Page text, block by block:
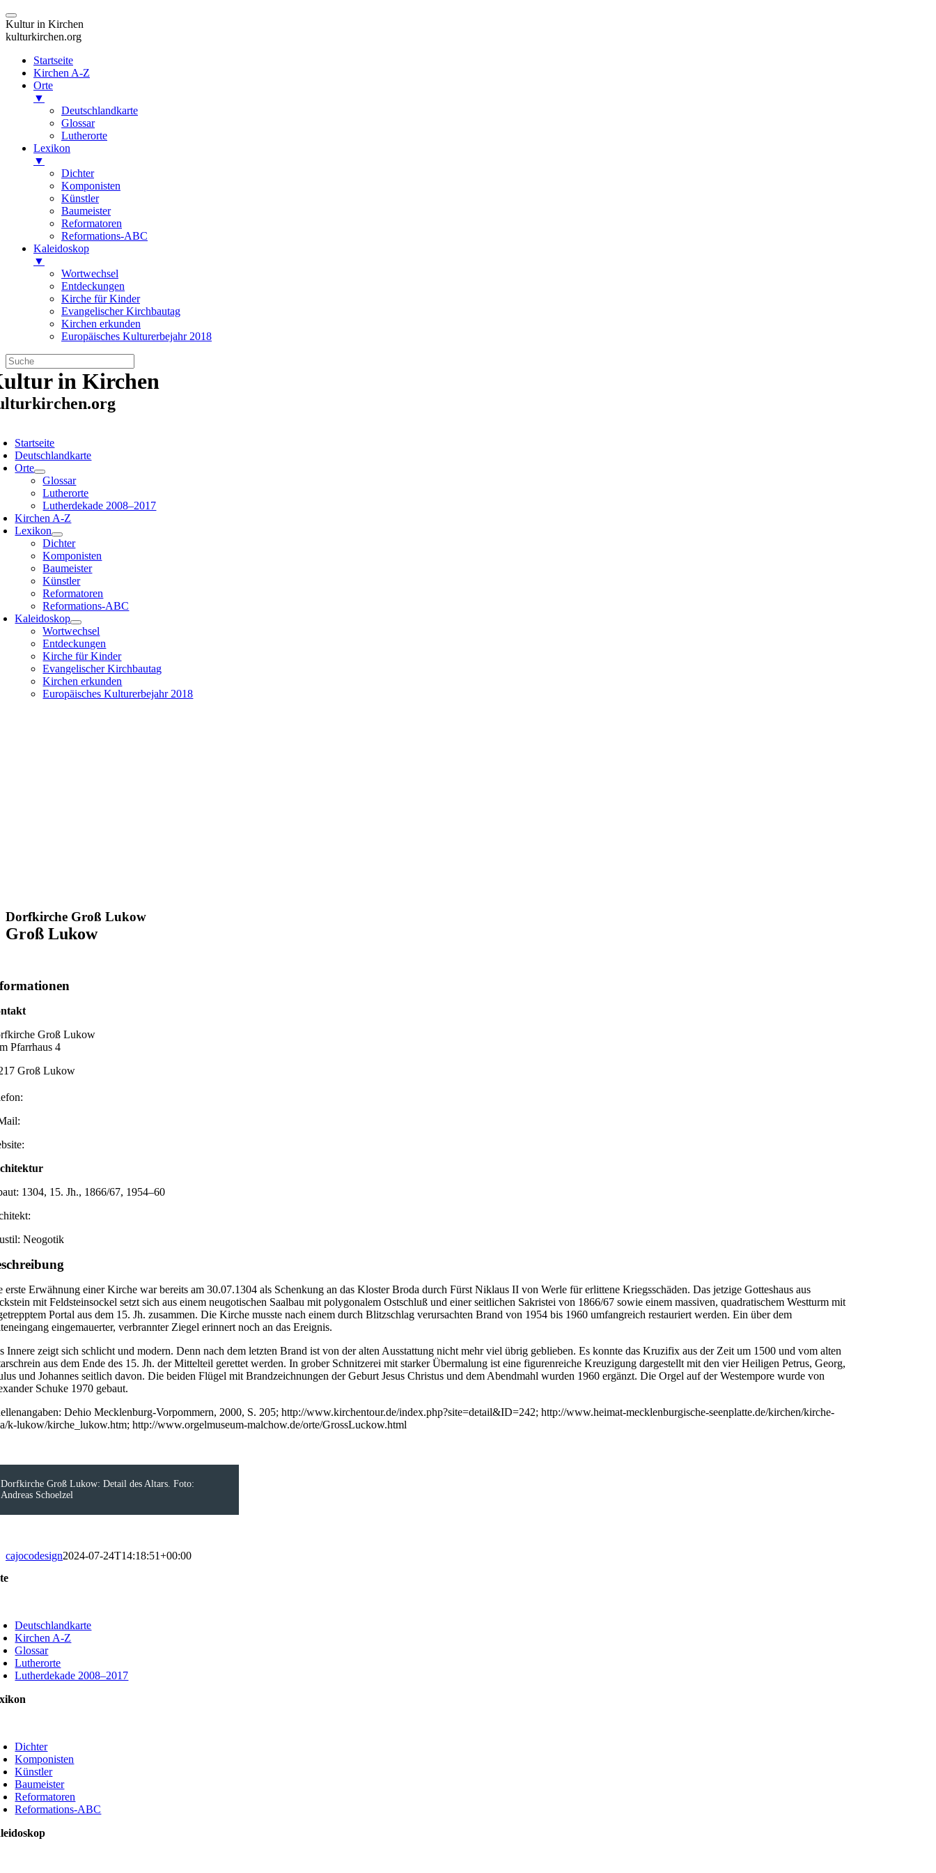
Kultur in Kirchen
kulturkirchen.org
Startseite
Kirchen A-Z
Orte
▼
Deutschlandkarte
Glossar
Lutherorte
Lexikon
▼
Dichter
Komponisten
Künstler
Baumeister
Reformatoren
Reformations-ABC
Kaleidoskop
▼
Wortwechsel
Entdeckungen
Kirche für Kinder
Evangelischer Kirchbautag
Kirchen erkunden
Europäisches Kulturerbejahr 2018
Zum
Inhalt
springen
in Kirchen
Startseite
Deutschlandkarte
Orte
Glossar
Lutherorte
Lutherdekade 2008–2017
Kirchen A-Z
Lexikon
Dichter
Komponisten
Baumeister
Künstler
Reformatoren
Reformations-ABC
Kaleidoskop
Wortwechsel
Entdeckungen
Kirche für Kinder
Evangelischer Kirchbautag
Kirchen erkunden
Europäisches Kulturerbejahr 2018
Dorfkirche Groß Lukow
Groß Lukow
Groß Lukow
Pfarrhaus 4
Groß Lukow
1304, 15. Jh., 1866/67, 1954–60
Neogotik
erste Erwähnung einer Kirche war bereits am 30.07.1304 als Schenkung an das Kloster Broda durch Fürst Niklaus II von Werle für erlittene Kriegsschäden. Das jetzige Gotteshaus aus
mit Feldsteinsockel setzt sich aus einem neugotischen Saalbau mit polygonalem Ostschluß und einer seitlichen Sakristei von 1866/67 sowie einem massiven, quadratischem Westturm mit
Portal aus dem 15. Jh. zusammen. Die Kirche musste nach einem durch Blitzschlag verursachten Brand von 1954 bis 1960 umfangreich restauriert werden. Ein über dem
eingemauerter, verbrannter Ziegel erinnert noch an das Ereignis.
Innere zeigt sich schlicht und modern. Denn nach dem letzten Brand ist von der alten Ausstattung nicht mehr viel übrig geblieben. Es konnte das Kruzifix aus der Zeit um 1500 und vom alten
aus dem Ende des 15. Jh. der Mittelteil gerettet werden. In grober Schnitzerei mit starker Übermalung ist eine figurenreiche Kreuzigung dargestellt mit den vier Heiligen Petrus, Georg,
und Johannes seitlich davon. Die beiden Flügel mit Brandzeichnungen der Geburt Jesus Christus und dem Abendmahl wurden 1960 ergänzt. Die Orgel auf der Westempore wurde von
Schuke 1970 gebaut.
Dehio Mecklenburg-Vorpommern, 2000, S. 205; http://www.kirchentour.de/index.php?site=detail&ID=242; http://www.heimat-mecklenburgische-seenplatte.de/kirchen/kirche-
k-lukow/kirche_lukow.htm; http://www.orgelmuseum-malchow.de/orte/GrossLuckow.html
Dorfkirche Groß Lukow: Detail des Altars. Foto:
Andreas Schoelzel
cajocodesign2024-07-24T14:18:51+00:00
Deutschlandkarte
Kirchen A-Z
Glossar
Lutherorte
Lutherdekade 2008–2017
Dichter
Komponisten
Künstler
Baumeister
Reformatoren
Reformations-ABC